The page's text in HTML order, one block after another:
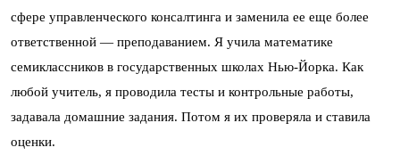
сфере управленческого консалтинга и заменила ее еще более
ответственной — преподаванием. Я учила математике
семиклассников в государственных школах Нью-Йорка. Как
любой учитель, я проводила тесты и контрольные работы,
задавала домашние задания. Потом я их проверяла и ставила
оценки.